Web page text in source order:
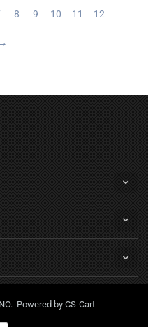
8 9 10 11 12
Powered by CS-Cart